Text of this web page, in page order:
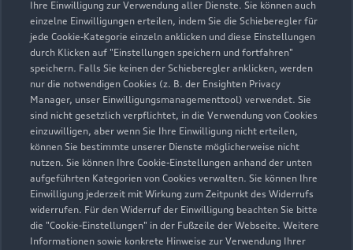
Ihre Einwilligung zur Verwendung aller Dienste. Sie können auch
einzelne Einwilligungen erteilen, indem Sie die Schieberegler für
jede Cookie-Kategorie einzeln anklicken und diese Einstellungen
durch Klicken auf "Einstellungen speichern und fortfahren"
speichern. Falls Sie keinen der Schieberegler anklicken, werden
nur die notwendigen Cookies (z. B. der Ensighten Privacy
Manager, unser Einwilligungsmanagementtool) verwendet. Sie
sind nicht gesetzlich verpflichtet, in die Verwendung von Cookies
einzuwilligen, aber wenn Sie Ihre Einwilligung nicht erteilen,
können Sie bestimmte unserer Dienste möglicherweise nicht
nutzen. Sie können Ihre Cookie-Einstellungen anhand der unten
aufgeführten Kategorien von Cookies verwalten. Sie können Ihre
Einwilligung jederzeit mit Wirkung zum Zeitpunkt des Widerrufs
widerrufen. Für den Widerruf der Einwilligung beachten Sie bitte
die "Cookie-Einstellungen" in der Fußzeile der Webseite. Weitere
Informationen sowie konkrete Hinweise zur Verwendung Ihrer
Zu den Rädern